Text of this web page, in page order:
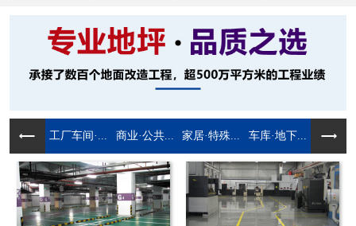
工厂车间·... 商业·公共... 家居·特殊... 车库·地下...